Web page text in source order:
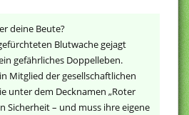
deine Beute?
Blutwache gejagt
gefährliches Doppelleben.
Mitglied der gesellschaftlichen
unter dem Decknamen „Roter
Sicherheit – und muss ihre eigene